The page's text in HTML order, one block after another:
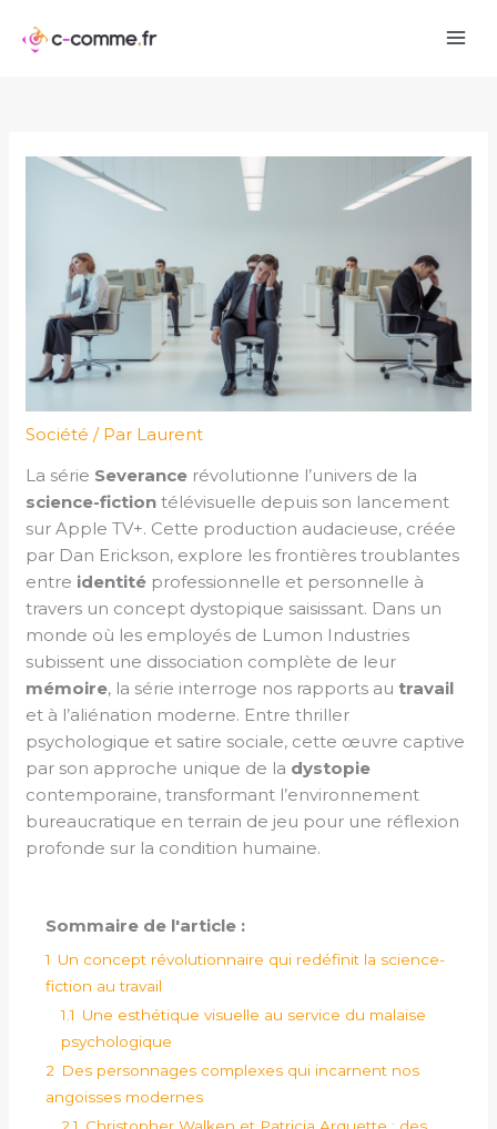
Société / Par Laurent
La série Severance révolutionne l’univers de la
science-fiction télévisuelle depuis son lancement
sur Apple TV+. Cette production audacieuse, créée
par Dan Erickson, explore les frontières troublantes
entre identité professionnelle et personnelle à
travers un concept dystopique saisissant. Dans un
monde où les employés de Lumon Industries
subissent une dissociation complète de leur
mémoire, la série interroge nos rapports autravail
et à l’aliénation moderne. Entre thriller
psychologique et satire sociale, cette œuvre captive
par son approche unique de la dystopie
contemporaine, transformant l’environnement
bureaucratique en terrain de jeu pour une réflexion
profonde sur la condition humaine.
Sommaire de l'article :
1 Un concept révolutionnaire qui redéfinit la science-
fiction au travail
1.1 Une esthétique visuelle au service du malaise
psychologique
2 Des personnages complexes qui incarnent nos
angoisses modernes
2.1 Christopher Walken et Patricia Arquette : des